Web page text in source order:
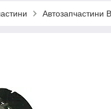
Автозапчастини